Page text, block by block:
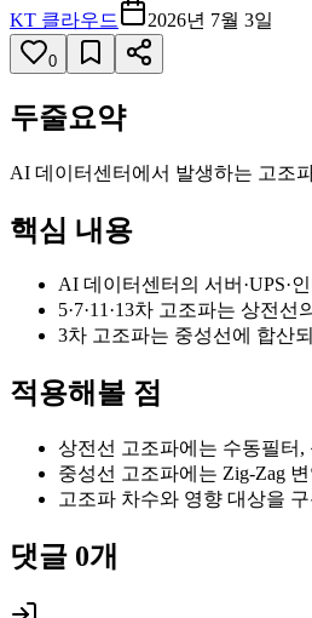
KT 클라우드 2026년 7월 3일
0
두줄요약
AI 데이터센터에서 발생하는 고조
핵심 내용
AI 데이터센터의 서버·UPS·
5·7·11·13차 고조파는 상전
3차 고조파는 중성선에 합산
적용해볼 점
상전선 고조파에는 수동필터,
중성선 고조파에는 Zig-Zag
고조파 차수와 영향 대상을
댓글 0개